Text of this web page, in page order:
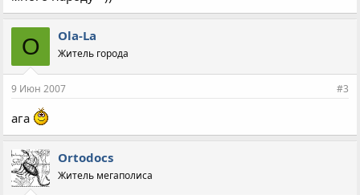
O Ola-La
Житель города
9 Июн 2007 #3
ага
Ortodocs
Житель мегаполиса